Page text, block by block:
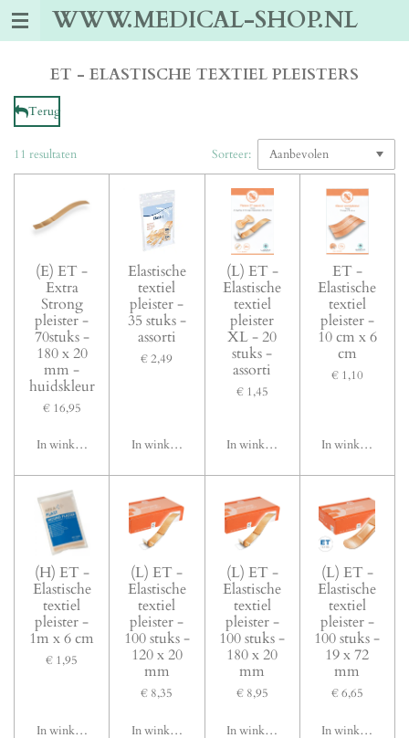
Ga
WWW.MEDICAL-SHOP.NL
ET - ELASTISCHE TEXTIEL PLEISTERS
Terug
11 resultaten Sorteer:
(E) ET -
Extra
Strong
pleister -
70stuks -
180 x 20
mm -
huidskleur
€ 16,95
In winkelwagen
Elastische
textiel
pleister -
35 stuks -
assorti
€ 2,49
In winkelwagen
(L) ET -
Elastische
textiel
pleister
XL - 20
stuks -
assorti
€ 1,45
In winkelwagen
ET -
Elastische
textiel
pleister -
10 cm x 6
cm
€ 1,10
In winkelwagen
(H) ET -
Elastische
textiel
pleister -
1m x 6 cm
€ 1,95
In winkelwagen
(L) ET -
Elastische
textiel
pleister -
100 stuks -
120 x 20
mm
€ 8,35
In winkelwagen
(L) ET -
Elastische
textiel
pleister -
100 stuks -
180 x 20
mm
€ 8,95
In winkelwagen
(L) ET -
Elastische
textiel
pleister -
100 stuks -
19 x 72
mm
€ 6,65
In winkelwagen